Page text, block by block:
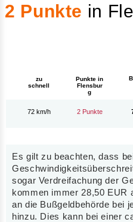
2 Punkte in
zu
schnell
Punkte in
Flensbur
g
72 km/h 2 Punkte
Es gilt zu beachten, dass
sogar Verdreifachung der
kommen immer 28,50 EUR
an die Bußgeldbehörde bei
hinzu. Dies kann bei einer